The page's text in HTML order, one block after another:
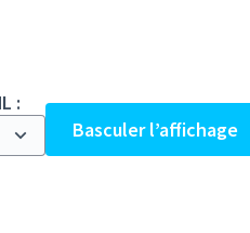
:
Basculer l’affichage